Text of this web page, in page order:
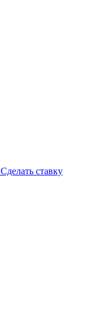
Сделать ставку